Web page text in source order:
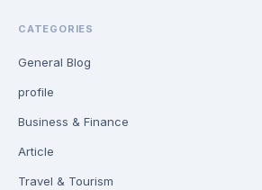
CATEGORIES
General Blog
profile
Business & Finance
Article
Travel & Tourism